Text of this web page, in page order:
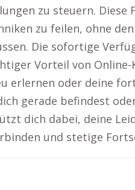
zu steuern.
zu feilen, ohne
Die sofortige
Vorteil von
erlernen oder deine
gerade befindest
dich dabei, deine
und stetige